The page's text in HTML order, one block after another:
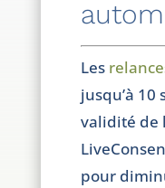
Les
jusqu’à
validité de
pour